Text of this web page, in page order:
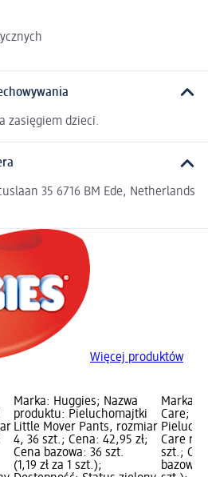
zasięgiem dzieci.
35 6716 BM Ede, Netherlands
Więcej produktów
Marka: Huggies; Nazwa
produktu: Pieluchomajtki
Little Mover Pants, rozmiar
4, 36 szt.; Cena: 42,95 zł;
Cena bazowa: 36 szt.
(1,19 zł za 1 szt.);
Marka:
Care;
Care
szt.;
bazowa: